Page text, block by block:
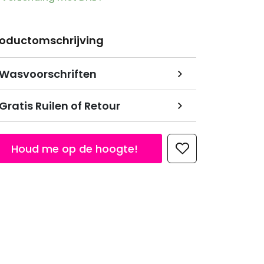
Gratis Ruilen of Retour
Houd me op de hoogte!